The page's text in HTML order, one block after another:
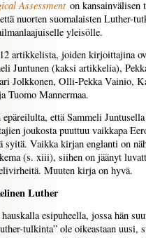
Assessment on kansainvälisen
nuorten suomalaisten Luther-
yleisölle.
artikkelista, joiden kirjoittajina
Juntunen (kaksi artikkelia),
Jolkkonen, Olli-Pekka Vainio,
Tuomo Mannermaa.
epäreilulta, että Sammeli
joukosta puuttuu vaikkapa
syitä. Vaikka kirjan englanti on
(s. xiii), siihen on jäänyt
Muuten kirja on hyvä.
Luther
esipuheella, jossa hän
tulkinta” ole oikeastaan uusi,